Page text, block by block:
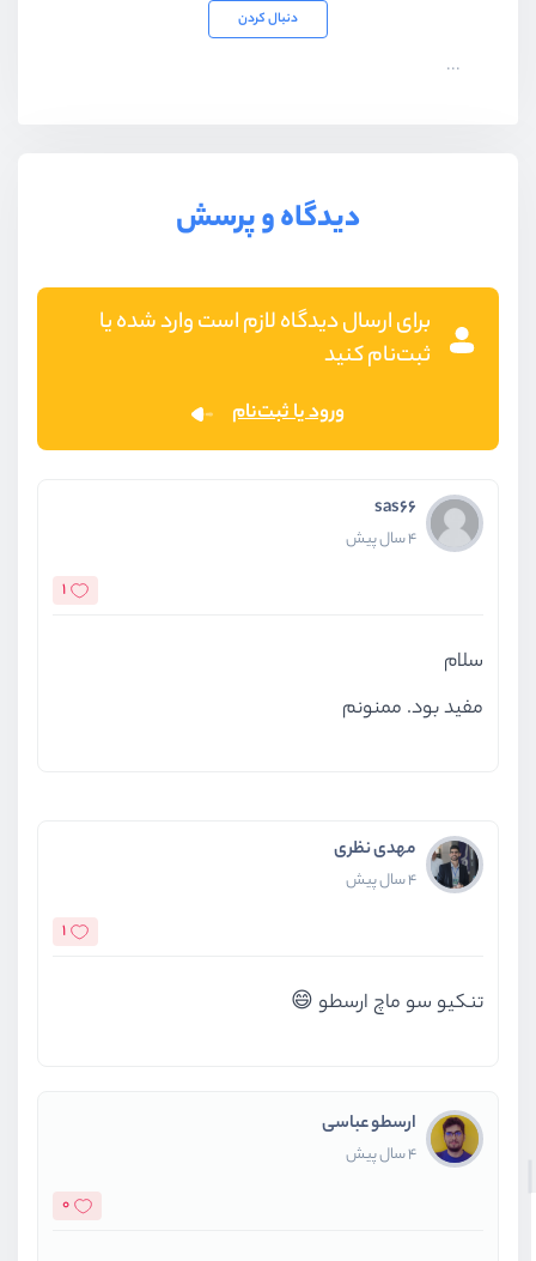
دنبال کردن
...
دیدگاه و پرسش
برای ارسال دیدگاه لازم است وارد شده یا
ثبت‌نام کنید
ورود یا ثبت‌نام
sas66
4 سال پیش
1
سلام
مفید بود. ممنونم
مهدی نظری
4 سال پیش
1
تنکیو سو ماچ ارسطو 😄
ارسطو عباسی
4 سال پیش
0